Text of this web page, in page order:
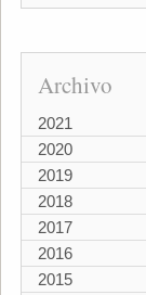
Archivo
2021
2020
2019
2018
2017
2016
2015